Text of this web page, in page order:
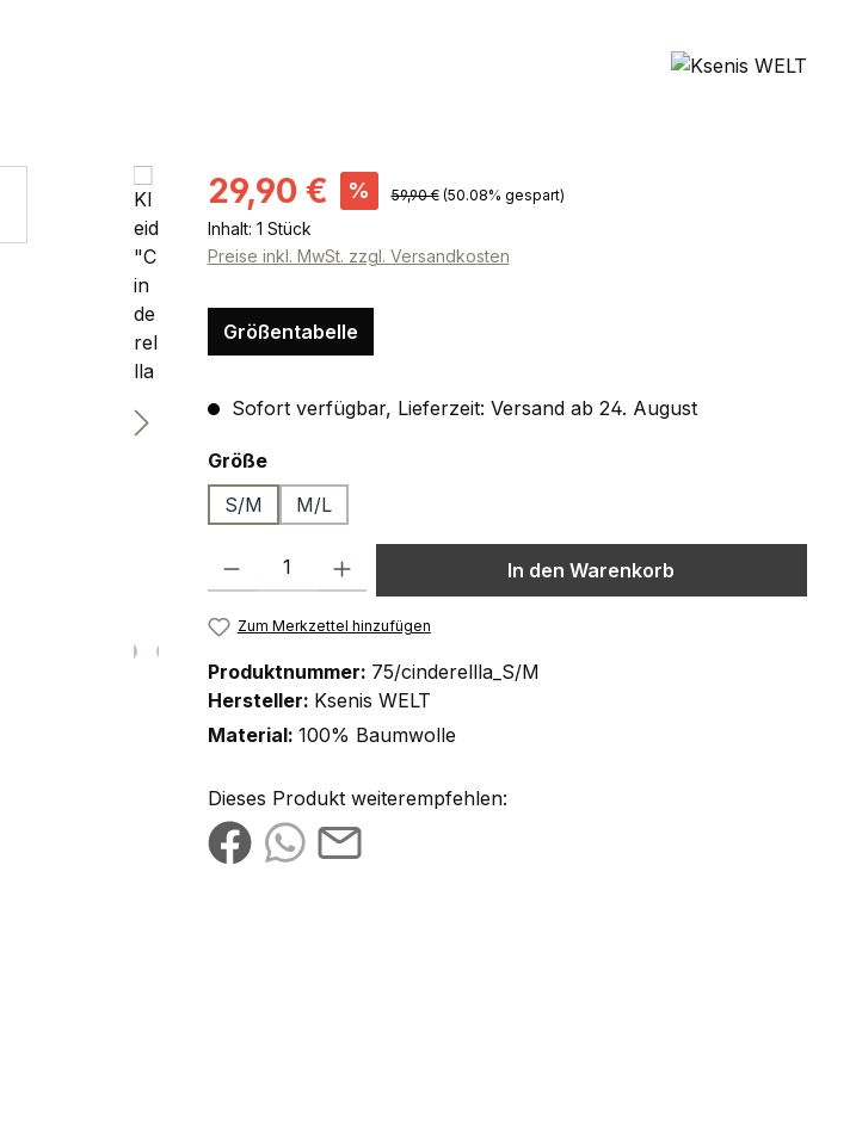
Verkaufspreis:
29,90 € % Regulärer Preis:
59,90 € (50.08% gespart)
Inhalt: 1 Stück
Preise inkl. MwSt. zzgl. Versandkosten
Größentabelle
Sofort verfügbar, Lieferzeit: Versand ab 24. August
Größeauswählen
S/M
M/L
Produkt Anzahl: Gib den gewünschten Wert ein oder benutze die Schaltflächen
In den Warenkorb
Zum Merkzettel hinzufügen
Produktnummer: 75/cinderellla_S/M
Hersteller: Ksenis WELT
Material: 100% Baumwolle
Dieses Produkt weiterempfehlen: